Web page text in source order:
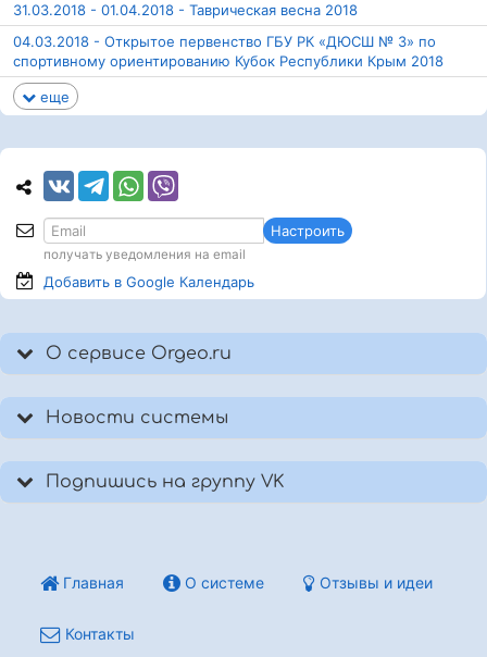
31.03.2018 - 01.04.2018 - Таврическая весна 2018
04.03.2018 - Открытое первенство ГБУ РК «ДЮСШ № 3» по
спортивному ориентированию Кубок Республики Крым 2018
еще
Настроить
получать уведомления на email
Добавить в Google Календарь
О сервисе Orgeo.ru
Новости системы
Подпишись на группу VK
Главная О системе Отзывы и идеи
Контакты